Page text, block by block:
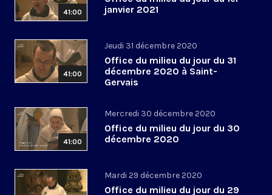
41:00
janvier 2021
41:00
Jeudi 31 décembre 2020
Office du milieu du jour du 31
décembre 2020 à Saint-
Gervais
41:00
Mercredi 30 décembre 2020
Office du milieu du jour du 30
décembre 2020
Mardi 29 décembre 2020
Office du milieu du jour du 29